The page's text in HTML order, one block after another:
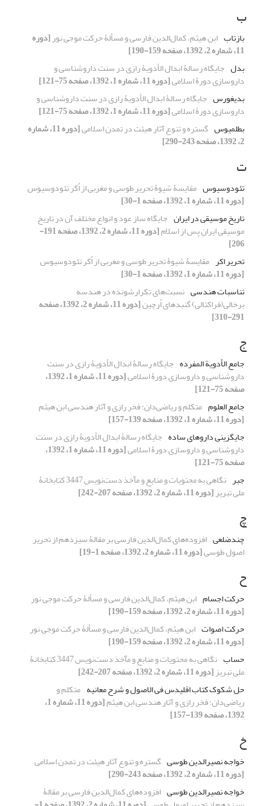
ب
بازتاب ابن هیثم، کمال‌الدین فارسی و مسألۀ حرکت موجی نور[دوره
11، شماره 2، 1392، صفحه 159-190]
بدل جایگاه رسالۀ ابدال الأدویۀ رازی در سنت داروشناسی و
داروسازی دورۀ اسلامی[دوره 11، شماره 1، 1392، صفحه 75-121]
بدیغورس جایگاه رسالۀ ابدال الأدویۀ رازی در سنت داروشناسی و
داروسازی دورۀ اسلامی[دوره 11، شماره 1، 1392، صفحه 75-121]
بطلمیوس گستره و تنوع آثار هیئت در تمدن اسلامی [دوره 11، شماره
2، 1392، صفحه 243-290]
ت
تئودوسیوس مقایسۀ شیوۀ تحریر طوسی و مغربی از اُکَر تئودوسیوس
[دوره 11، شماره 1، 1392، صفحه 1-30]
تاریخ موسیقی در ایران جایگاه ساز عود و انواع مختلف آن در تاریخ
موسیقی ایرانِ پس از اسلام [دوره 11، شماره 2، 1392، صفحه 191-
206]
تحریر اکر مقایسۀ شیوۀ تحریر طوسی و مغربی از اُکَر تئودوسیوس
[دوره 11، شماره 1، 1392، صفحه 1-30]
تناسبات هندسی نسبت‌های تکرارشونده در هندسه
برخالی(فراکتالی) گنبدهای اُرچین [دوره 11، شماره 2، 1392، صفحه
291-310]
ج
جامع الأدویة المفرده جایگاه رسالۀ ابدال الأدویۀ رازی در سنت
داروشناسی و داروسازی دورۀ اسلامی [دوره 11، شماره 1، 1392،
صفحه 75-121]
جامع العلوم متکلم و ریاضی‌دان: فخر رازی و آثار هندسی ابن هیثم
[دوره 11، شماره 1، 1392، صفحه 139-157]
جایگزینی داروهای ساده جایگاه رسالۀ ابدال الأدویۀ رازی در سنت
داروشناسی و داروسازی دورۀ اسلامی [دوره 11، شماره 1، 1392،
صفحه 75-121]
جبر
نگاهی به محتویات و منابع و مآخذ دست‌نویس 3447 کتابخانۀ
ملی تبریز[دوره 11، شماره 2، 1392، صفحه 207-242]
چ
چندضلعی افزوده‌های کمال‌الدین فارسی بر مقالۀ سیزدهم از تحریر
اصول طوسی[دوره 11، شماره 2، 1392، صفحه 1-19]
ح
حرکت اجسام ابن هیثم، کمال‌الدین فارسی و مسألۀ حرکت موجی نور
[دوره 11، شماره 2، 1392، صفحه 159-190]
حرکت اصوات ابن هیثم، کمال‌الدین فارسی و مسألۀ حرکت موجی نور
[دوره 11، شماره 2، 1392، صفحه 159-190]
حساب
نگاهی به محتویات و منابع و مآخذ دست‌نویس 3447 کتابخانۀ
ملی تبریز[دوره 11، شماره 2، 1392، صفحه 207-242]
حل شکوک کتاب اقلیدس فی الاصول و شرح معانیه متکلم و
ریاضی‌دان: فخر رازی و آثار هندسی ابن هیثم [دوره 11، شماره 1،
1392، صفحه 139-157]
خ
خواجه نصیرالدین طوسی گستره و تنوع آثار هیئت در تمدن اسلامی
[دوره 11، شماره 2، 1392، صفحه 243-290]
خواجه نصیرالدین طوسی افزوده‌های کمال‌الدین فارسی بر مقالۀ